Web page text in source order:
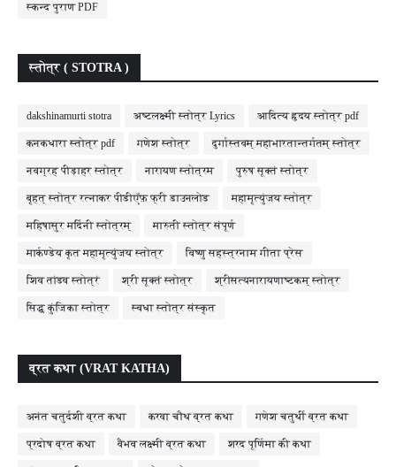
स्कन्द पुराण PDF
स्तोत्र ( STOTRA )
dakshinamurti stotra अष्टलक्ष्मी स्तोत्र Lyrics आदित्य हृदय स्तोत्र pdf
कनकधारा स्तोत्र pdf गणेश स्तोत्र दुर्गास्तवम् महाभारतान्तर्गतम् स्तोत्र
नवग्रह पीड़ाहर स्तोत्र नारायण स्तोत्रम पुरुष सूक्तं स्तोत्र
बृहत् स्तोत्र रत्नाकर पीडीऍफ़ फ्री डाउनलोड महामृत्युंजय स्तोत्र
महिषासुर मर्दिनी स्तोत्रम् मारुती स्तोत्र संपूर्ण
मार्कण्डेय कृत महामृत्युंजय स्तोत्र विष्णु सहस्त्रनाम गीता प्रेस
शिव तांडव स्तोत्रं श्री सूक्तं स्तोत्र श्रीसत्यनारायणाष्टकम् स्तोत्र
सिद्ध कुंजिका स्तोत्र स्वधा स्तोत्र संस्कृत
व्रत कथा (VRAT KATHA)
अनंत चतुर्दशी व्रत कथा करवा चौथ व्रत कथा गणेश चतुर्थी व्रत कथा
प्रदोष व्रत कथा वैभव लक्ष्मी व्रत कथा शरद पूर्णिमा की कथा